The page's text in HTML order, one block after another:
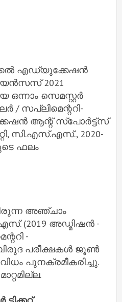
എഡ്യുക്കേഷൻ
2021
സെമസ്റ്റർ
/ സപ്ലിമെന്ററി-
ആന്റ് സ്‌പോർട്ട്‌സ്
സി.എസ്.എസ്., 2020-
ഫലം
അഞ്ചാം
(2019 അഡ്മിഷൻ -
-
ബിരുദ പരീക്ഷകൾ ജൂൺ
പുനക്രമീകരിച്ചു.